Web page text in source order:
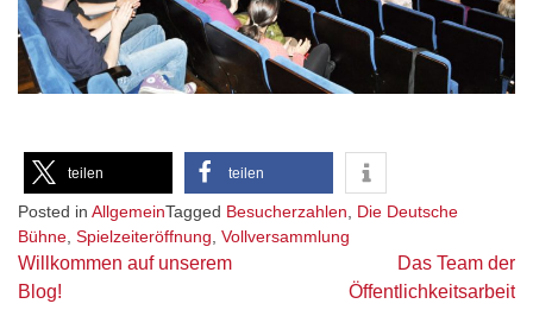
teilen teilen
Posted in AllgemeinTagged Besucherzahlen
Die Deutsche
Bühne Spielzeiteröffnung Vollversammlung
Beitragsnavigation
Willkommen auf unserem
Blog!
Das Team der
Öffentlichkeitsarbeit